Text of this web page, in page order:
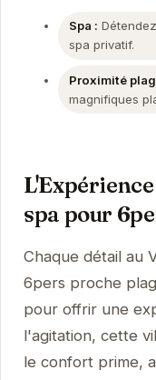
Spa :
spa privatif.
Proximité
magnifiques
spa pour
Chaque détail au
6pers proche
pour offrir une
l'agitation, cette
le confort prime,